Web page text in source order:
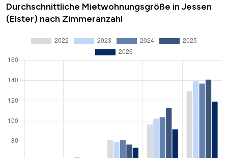
Durchschnittliche Mietwohnungsgröße in Jessen
(Elster) nach Zimmeranzahl